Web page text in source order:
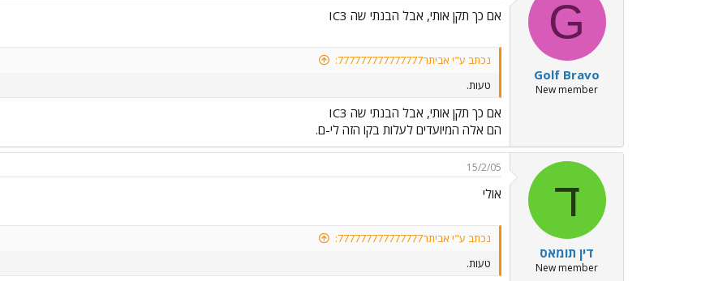
G
Golf Bravo
New member
אם כך תקן אותי, אבל הבנתי שה IC3
נכתב ע"י אביתר777777777777777:
טעות.
אם כך תקן אותי, אבל הבנתי שה IC3
הם אלה המיועדים לעלות בקו הזה לי-ם.
ד
דין תומאס
New member
15/2/05
אולי
נכתב ע"י אביתר777777777777777:
טעות.